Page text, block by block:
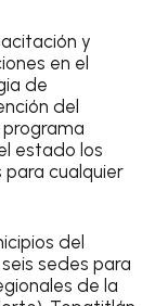
y
en el
de
del
programa
estado los
cualquier
del
sedes para
de la